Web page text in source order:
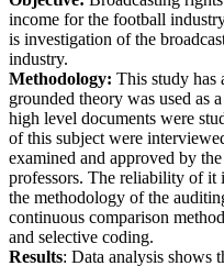
income for the football
is investigation of the
industry.
Methodology: This study has
grounded theory was used as
high level documents were
of this subject were
examined and approved by
professors. The reliability of it
the methodology of the
continuous comparison
and selective coding.
Results: Data analysis shows